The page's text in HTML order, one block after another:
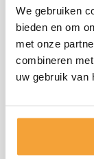
We gebruiken
bieden en om
met onze
combineren
uw gebruik van
Tafels
Bureaustoelen